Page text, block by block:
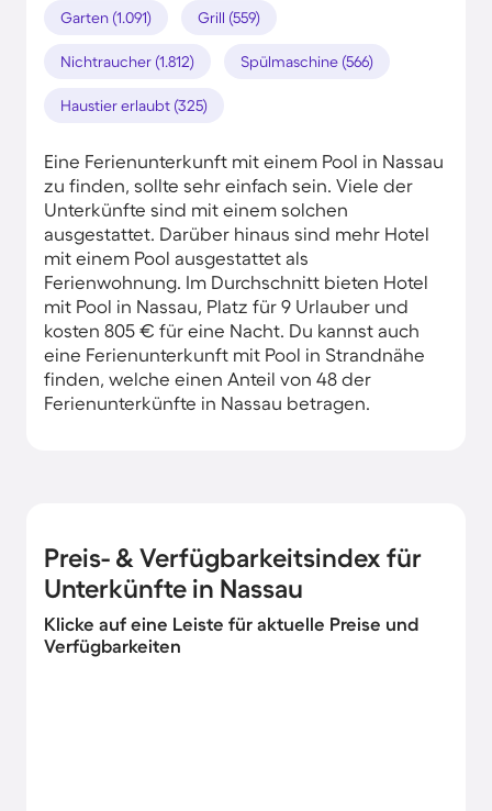
Garten (1.091) Grill (559)
Nichtraucher (1.812) Spülmaschine (566)
Haustier erlaubt (325)
Eine Ferienunterkunft mit einem Pool in Nassau
zu finden, sollte sehr einfach sein. Viele der
Unterkünfte sind mit einem solchen
ausgestattet. Darüber hinaus sind mehr Hotel
mit einem Pool ausgestattet als
Ferienwohnung. Im Durchschnitt bieten Hotel
mit Pool in Nassau, Platz für 9 Urlauber und
kosten 805 € für eine Nacht. Du kannst auch
eine Ferienunterkunft mit Pool in Strandnähe
finden, welche einen Anteil von 48 der
Ferienunterkünfte in Nassau betragen.
Preis- & Verfügbarkeitsindex für
Unterkünfte in Nassau
Klicke auf eine Leiste für aktuelle Preise und
Verfügbarkeiten